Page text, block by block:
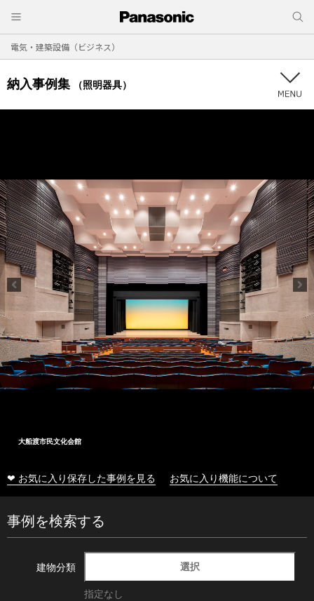
電気・建築設備（ビジネス）
納入事例集 （照明器具）
大船渡市民文化会館
❤ お気に入り保存した事例を見る お気に入り機能について
事例を検索する
建物分類 選択
指定なし